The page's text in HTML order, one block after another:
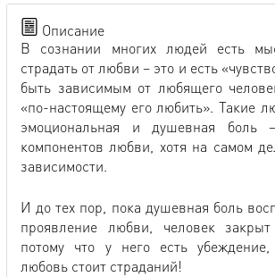
Описание
В сознании многих людей есть
страдать от любви – это и есть
быть зависимым от любящего
«по-настоящему его любить». Такие
эмоциональная и душевная
компонентов любви, хотя на самом
зависимости.
И до тех пор, пока душевная боль
проявление любви, человек
потому что у него есть
любовь стоит страданий!